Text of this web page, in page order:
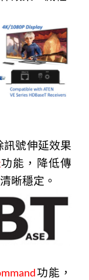
訊號伸延效果
功能，降低傳
晰穩定。
功能，